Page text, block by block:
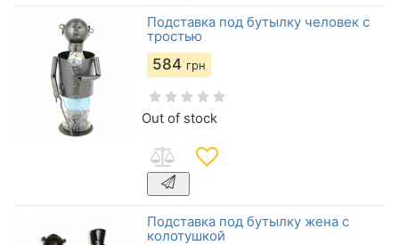
Подставка под бутылку человек с
тростью
584 грн
Out of stock
Подставка под бутылку жена с
колотушкой